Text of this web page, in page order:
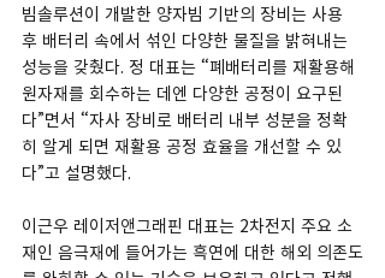
빔솔루션이 개발한 양자빔 기반의 장비는 사용
후 배터리 속에서 섞인 다양한 물질을 밝혀내는
성능을 갖췄다. 정 대표는 “폐배터리를 재활용해
원자재를 회수하는 데엔 다양한 공정이 요구된
다”면서 “자사 장비로 배터리 내부 성분을 정확
히 알게 되면 재활용 공정 효율을 개선할 수 있
다”고 설명했다.
이근우 레이저앤그래핀 대표는 2차전지 주요 소
재인 음극재에 들어가는 흑연에 대한 해외 의존도